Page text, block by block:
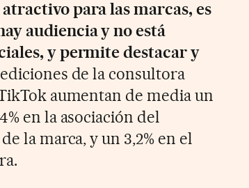
para las marcas, es
audiencia y no está
y permite destacar y
de la consultora
aumentan de media un
en la asociación del
la marca, y un 3,2% en el